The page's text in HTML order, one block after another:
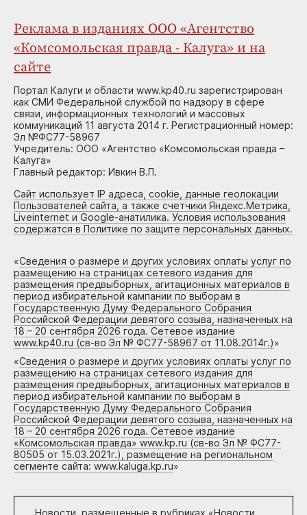
Реклама в изданиях ООО «Агентство
«Комсомольская правда - Калуга» и на
сайте
Портал Калуги и области www.kp40.ru зарегистрирован
как СМИ Федеральной службой по надзору в сфере
связи, информационных технологий и массовых
коммуникаций 11 августа 2014 г. Регистрационный номер:
Эл №ФС77-58967
Учредитель: ООО «Агентство «Комсомольская правда –
Калуга»
Главный редактор: Ивкин В.П.
Сайт использует IP адреса, cookie, данные геолокации
Пользователей сайта, а также счетчики Яндекс.Метрика,
Liveinternet и Google-анатилика. Условия использования
содержатся в Политике по защите персональных данных.
«Сведения о размере и других условиях оплаты услуг по
размещению на страницах сетевого издания для
размещения предвыборных, агитационных материалов в
период избирательной кампании по выборам в
Государственную Думу Федерального Собрания
Российской Федерации девятого созыва, назначенных на
18 – 20 сентября 2026 года. Сетевое издание
www.kp40.ru (св-во Эл № ФС77-58967 от 11.08.2014г.)»
«Сведения о размере и других условиях оплаты услуг по
размещению на страницах сетевого издания для
размещения предвыборных, агитационных материалов в
период избирательной кампании по выборам в
Государственную Думу Федерального Собрания
Российской Федерации девятого созыва, назначенных на
18 – 20 сентября 2026 года. Сетевое издание
«Комсомольская правда» www.kp.ru (св-во Эл № ФС77-
80505 от 15.03.2021г.), размещение на региональном
сегменте сайта: www.kaluga.kp.ru»
Новости, размещенные в рубриках «Новости